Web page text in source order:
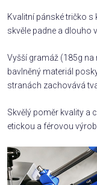
Kvalitní pánské tričko
skvěle padne a dlouho
Vyšší gramáž (185g
bavlněný materiál
stranách zachovává
Skvělý poměr kvality a
etickou a férovou